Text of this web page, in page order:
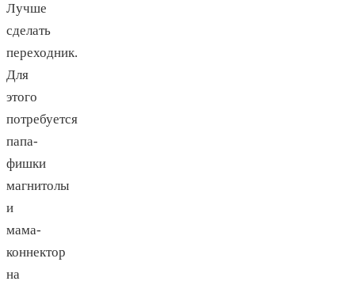
Лучше
сделать
переходник.
Для
этого
потребуется
папа-
фишки
магнитолы
и
мама-
коннектор
на